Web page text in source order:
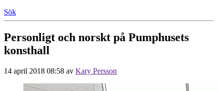
Sök
Personligt och norskt på Pumphusets
konsthall
14 april 2018 08:58 av Kary Persson